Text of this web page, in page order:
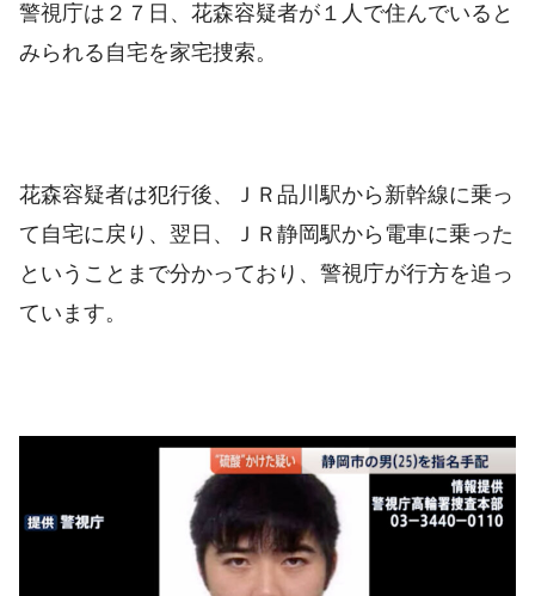
警視庁は２７日、花森容疑者が１人で住んでいると
みられる自宅を家宅捜索。
花森容疑者は犯行後、ＪＲ品川駅から新幹線に乗っ
て自宅に戻り、翌日、ＪＲ静岡駅から電車に乗った
ということまで分かっており、警視庁が行方を追っ
ています。